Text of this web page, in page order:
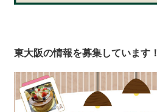
東大阪の情報を募集しています！